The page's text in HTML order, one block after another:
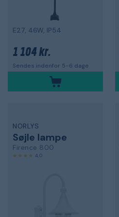
E27, 46W, IP54
1 104 kr.
Sendes indenfor 5-6 dage
NORLYS
Søjle lampe
Firence 800
4,0